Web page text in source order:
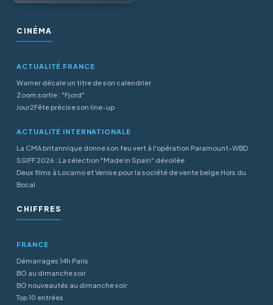
CINÉMA
ACTUALITÉ FRANCE
Warner décale un titre de son calendrier
Zoom sortie : "Fjord"
Jour2Fête précise son line-up
ACTUALITÉ INTERNATIONALE
La CMA britannique donne son feu vert à l'opération Paramount-WBD
SSIFF 2026 : La sélection "Made in Spain" dévoilée
Deux films à Locarno et Venise pour la société de vente belge Hors du
Bocal
CHIFFRES
FRANCE
Démarrages 14h Paris
BO au dimanche soir
BO nouveautés au dimanche soir
Top 10 entrées